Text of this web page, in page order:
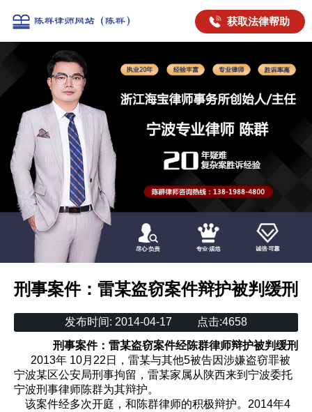
获取法律帮助
刑事案件：雷某盗窃案件辩护被判缓刑
发布时间: 2014-04-17 点击:4658
刑事案件：雷某盗窃案件经陈群律师辩护被判缓刑
2013年 10月22日，雷某与其他5被告因涉嫌盗窃罪被
宁波某区公安局刑事拘留，雷某家属从陕西来到宁波委托
宁波刑事律师陈群为其辩护。
该案件经多次开庭，和陈群律师的积极辩护。2014年4